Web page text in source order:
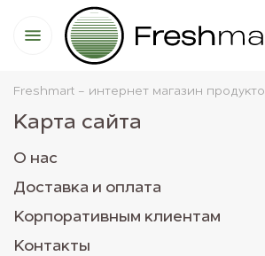
Freshmart - интернет магазин
Карта сайта
О нас
Доставка и оплата
Корпоративным клиентам
Контакты